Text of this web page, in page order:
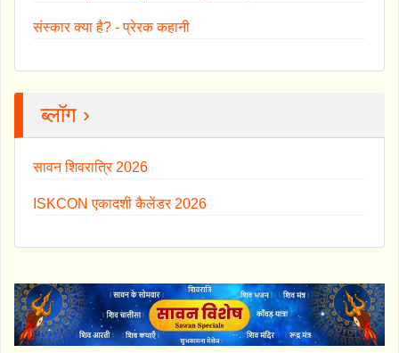
संस्कार क्या है? - प्रेरक कहानी
ब्लॉग ›
सावन शिवरात्रि 2026
ISKCON एकादशी कैलेंडर 2026